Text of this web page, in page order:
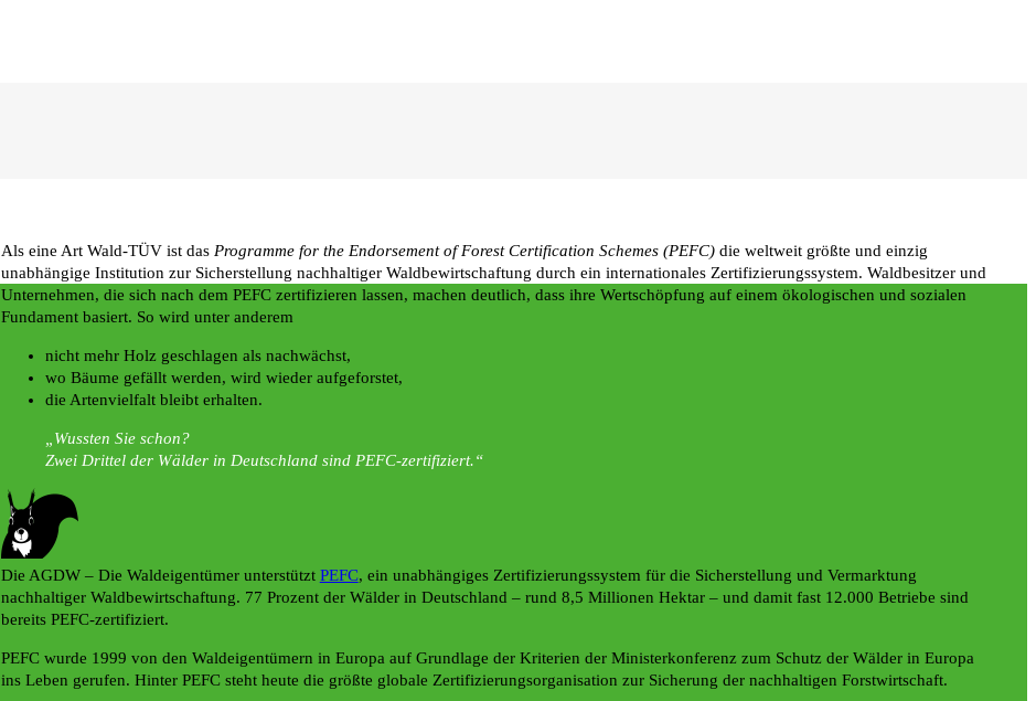
Als eine Art Wald-TÜV ist dasProgramme for the Endorsement of Forest Certification Schemes (PEFC)die weltweit größte und einzig
unabhängige Institution zur Sicherstellung nachhaltiger Waldbewirtschaftung durch ein internationales Zertifizierungssystem. Waldbesitzer und
Unternehmen, die sich nach dem PEFC zertifizieren lassen, machen deutlich, dass ihre Wertschöpfung auf einem ökologischen und sozialen
Fundament basiert. So wird unter anderem
nicht mehr Holz geschlagen als nachwächst,
wo Bäume gefällt werden, wird wieder aufgeforstet,
die Artenvielfalt bleibt erhalten.
Wussten Sie schon?
Zwei Drittel der Wälder in Deutschland sind PEFC-zertifiziert.
Die AGDW – Die Waldeigentümer unterstützt PEFC, ein unabhängiges Zertifizierungssystem für die Sicherstellung und Vermarktung
nachhaltiger Waldbewirtschaftung. 77 Prozent der Wälder in Deutschland – rund 8,5 Millionen Hektar – und damit fast 12.000 Betriebe sind
bereits PEFC‐zertifiziert.
PEFC wurde 1999 von den Waldeigentümern in Europa auf Grundlage der Kriterien der Ministerkonferenz zum Schutz der Wälder in Europa
ins Leben gerufen. Hinter PEFC steht heute die größte globale Zertifizierungsorganisation zur Sicherung der nachhaltigen Forstwirtschaft.